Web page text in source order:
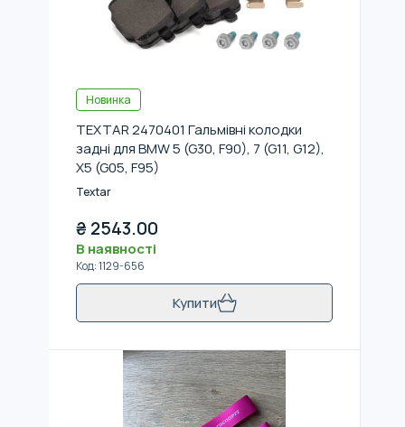
Новинка
TEXTAR 2470401 Гальмівні колодки
задні для BMW 5 (G30, F90), 7 (G11, G12),
X5 (G05, F95)
Textar
₴ 2543.00
В наявності
Код:1129-656
Купити